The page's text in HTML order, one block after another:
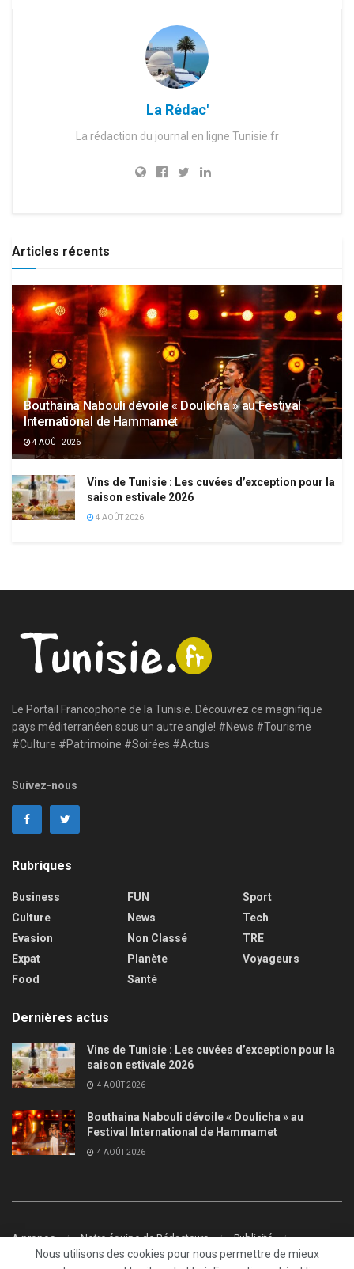
La Rédac'
La rédaction du journal en ligne Tunisie.fr
Articles récents
Bouthaina Nabouli dévoile « Doulicha » au Festival
International de Hammamet
4 AOÛT 2026
Vins de Tunisie : Les cuvées d’exception pour la
saison estivale 2026
4 AOÛT 2026
Le Portail Francophone de la Tunisie. Découvrez ce magnifique
pays méditerranéen sous un autre angle! #News #Tourisme
#Culture #Patrimoine #Soirées #Actus
Suivez-nous
Rubriques
Business
Culture
Evasion
Expat
Food
FUN
News
Non Classé
Planète
Santé
Sport
Tech
TRE
Voyageurs
Dernières actus
Vins de Tunisie : Les cuvées d’exception pour la
saison estivale 2026
4 AOÛT 2026
Bouthaina Nabouli dévoile « Doulicha » au
Festival International de Hammamet
4 AOÛT 2026
A propos Notre équipe de Rédacteurs
Publicité
ContactNous utilisons des cookies pour nous permettre de mieux